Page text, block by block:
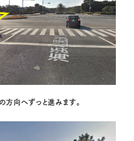
方向へずっと進みます。